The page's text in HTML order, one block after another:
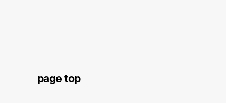
page top